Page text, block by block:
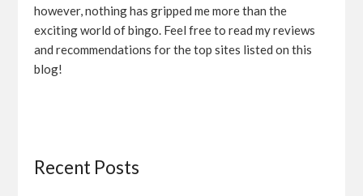
however, nothing has gripped me more than the
exciting world of bingo. Feel free to read my reviews
and recommendations for the top sites listed on this
blog!
Recent Posts